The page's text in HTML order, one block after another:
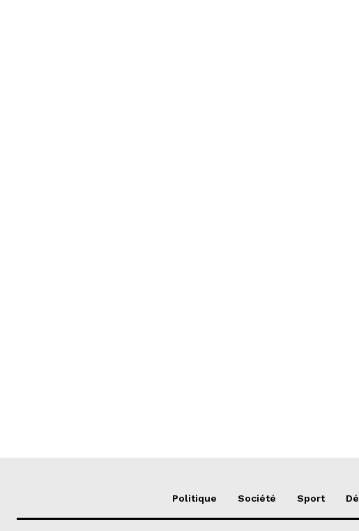
Politique Société Sport